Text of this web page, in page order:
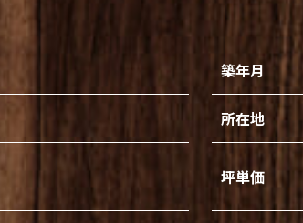
築年月
所在地
坪単価